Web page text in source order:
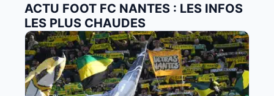
ACTU FOOT FC NANTES : LES INFOS
LES PLUS CHAUDES